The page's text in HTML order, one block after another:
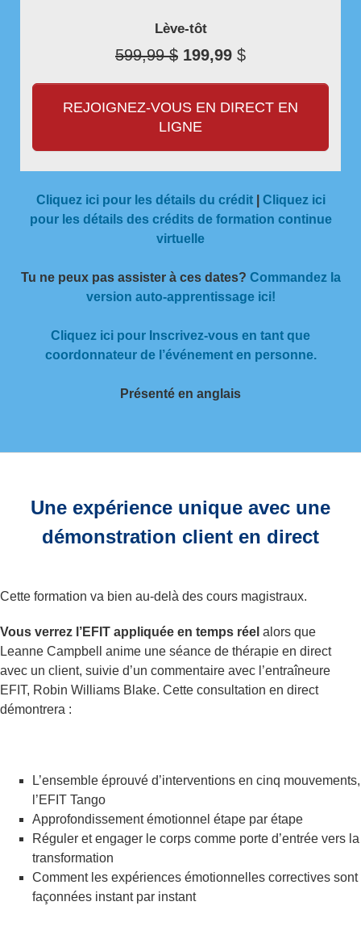
Lève-tôt
599,99 $ 199,99 $
REJOIGNEZ-VOUS EN DIRECT EN
LIGNE
Cliquez ici pour les détails du crédit| Cliquez ici
pour les détails des crédits de formation continue
virtuelle
Tu ne peux pas assister à ces dates? Commandez la
version auto-apprentissage ici!
Cliquez ici pour Inscrivez-vous en tant que
coordonnateur de l’événement en personne.
Présenté en anglais
Une expérience unique avec une
démonstration client en direct
Cette formation va bien au-delà des cours magistraux.
Vous verrez l’EFIT appliquée en temps réel alors que
Leanne Campbell anime une séance de thérapie en direct
avec un client, suivie d’un commentaire avec l’entraîneure
EFIT, Robin Williams Blake. Cette consultation en direct
démontrera :
L’ensemble éprouvé d’interventions en cinq mouvements,
l’EFIT Tango
Approfondissement émotionnel étape par étape
Réguler et engager le corps comme porte d’entrée vers la
transformation
Comment les expériences émotionnelles correctives sont
façonnées instant par instant